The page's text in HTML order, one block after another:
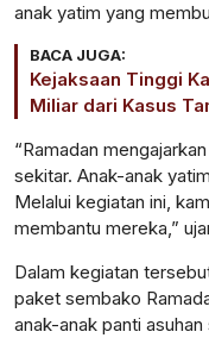
anak yatim yang
BACA JUGA:
Kejaksaan Tinggi
Miliar dari Kasus
“Ramadan
sekitar. Anak-anak
Melalui kegiatan ini,
membantu mereka,”
Dalam kegiatan
paket sembako
anak-anak panti